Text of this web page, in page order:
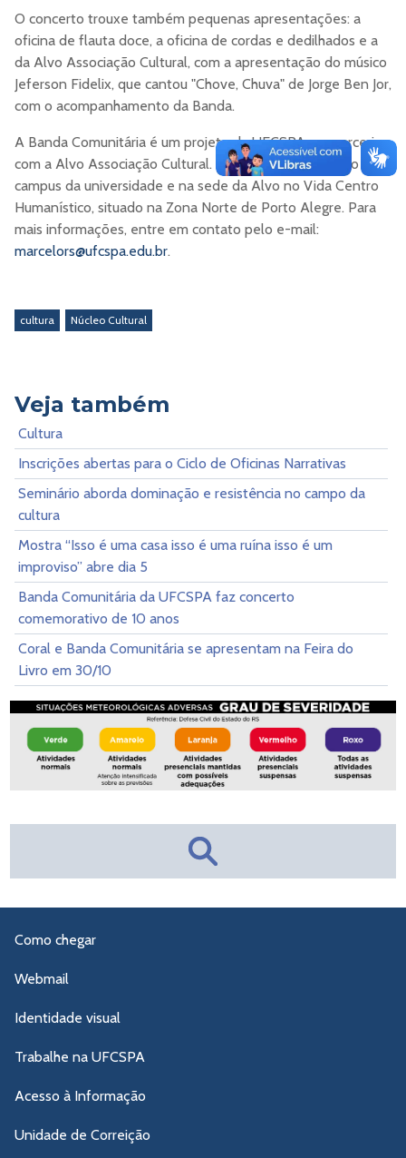
O concerto trouxe também pequenas apresentações: a
oficina de flauta doce, a oficina de cordas e dedilhados e a
da Alvo Associação Cultural, com a apresentação do músico
Jeferson Fidelix, que cantou "Chove, Chuva" de Jorge Ben Jor,
com o acompanhamento da Banda.
A Banda Comunitária é um projeto da UFCSPA em parceria
com a Alvo Associação Cultural. Os ensaios ocorrem no
campus da universidade e na sede da Alvo no Vida Centro
Humanístico, situado na Zona Norte de Porto Alegre. Para
mais informações, entre em contato pelo e-mail:
marcelors@ufcspa.edu.br.
cultura Núcleo Cultural
Veja também
Cultura
Inscrições abertas para o Ciclo de Oficinas Narrativas
Seminário aborda dominação e resistência no campo da
cultura
Mostra “Isso é uma casa isso é uma ruína isso é um
improviso” abre dia 5
Banda Comunitária da UFCSPA faz concerto
comemorativo de 10 anos
Coral e Banda Comunitária se apresentam na Feira do
Livro em 30/10
Como chegar
Webmail
Identidade visual
Trabalhe na UFCSPA
Acesso à Informação
Unidade de Correição